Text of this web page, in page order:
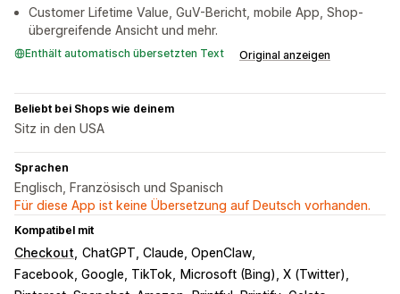
Customer Lifetime Value, GuV-Bericht, mobile App, Shop-
übergreifende Ansicht und mehr.
Enthält automatisch übersetzten Text Original anzeigen
Beliebt bei Shops wie deinem
Sitz in den USA
Sprachen
Englisch, Französisch und Spanisch
Für diese App ist keine Übersetzung auf Deutsch vorhanden.
Kompatibel mit
Checkout ChatGPT, Claude, OpenClaw
Facebook, Google, TikTok
Microsoft (Bing), X (Twitter)